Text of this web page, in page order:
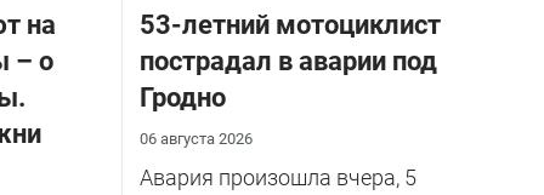
на
– о
53-летний мотоциклист
пострадал в аварии под
Гродно
06 августа 2026
Авария произошла вчера, 5